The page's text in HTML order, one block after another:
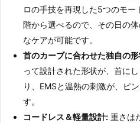
ロの手技を再現した5つのモ
階から選べるので、その日の
なケアが可能です。
首のカーブに合わせた独自の
って設計された形状が、首に
り、EMSと温熱の刺激が、ピ
す。
コードレス＆軽量設計: 重さは